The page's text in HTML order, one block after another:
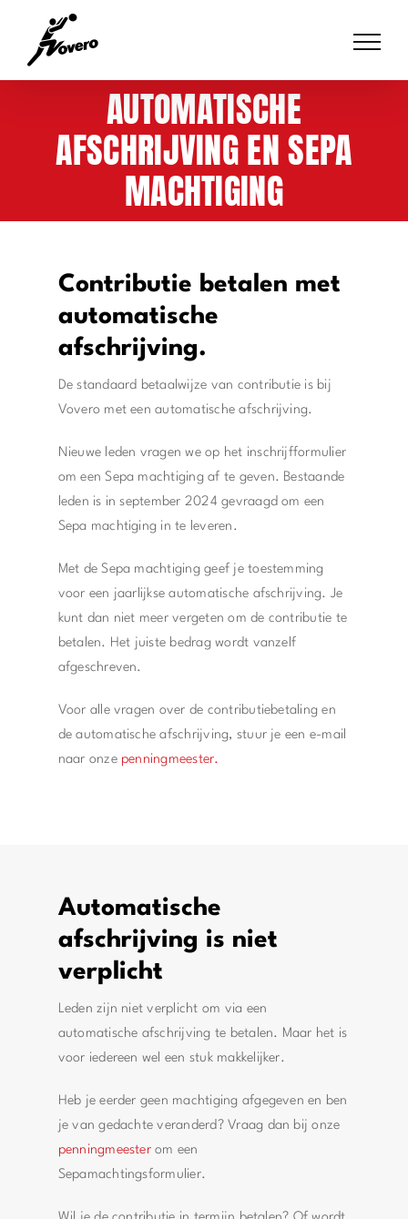
content
AUTOMATISCHE
AFSCHRIJVING EN SEPA
MACHTIGING
Contributie betalen met
automatische
afschrijving.
De standaard betaalwijze van contributie is bij
Vovero met een automatische afschrijving.
Nieuwe leden vragen we op het inschrijfformulier
om een Sepa machtiging af te geven. Bestaande
leden is in september 2024 gevraagd om een
Sepa machtiging in te leveren.
Met de Sepa machtiging geef je toestemming
voor een jaarlijkse automatische afschrijving. Je
kunt dan niet meer vergeten om de contributie te
betalen. Het juiste bedrag wordt vanzelf
afgeschreven.
Voor alle vragen over de contributiebetaling en
de automatische afschrijving, stuur je een e-mail
naar onze penningmeester.
Automatische
afschrijving is niet
verplicht
Leden zijn niet verplicht om via een
automatische afschrijving te betalen. Maar het is
voor iedereen wel een stuk makkelijker.
Heb je eerder geen machtiging afgegeven en ben
je van gedachte veranderd? Vraag dan bij onze
penningmeesterom een
Sepamachtingsformulier.